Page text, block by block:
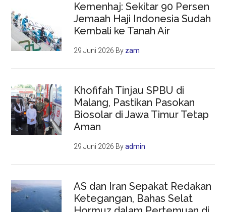
Kemenhaj: Sekitar 90 Persen
Jemaah Haji Indonesia Sudah
Kembali ke Tanah Air
29 Juni 2026 By zam
Khofifah Tinjau SPBU di
Malang, Pastikan Pasokan
Biosolar di Jawa Timur Tetap
Aman
29 Juni 2026 Byadmin
AS dan Iran Sepakat Redakan
Ketegangan, Bahas Selat